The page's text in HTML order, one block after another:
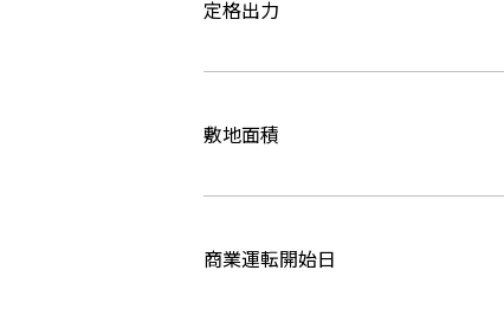
定格出力
敷地面積
商業運転開始日